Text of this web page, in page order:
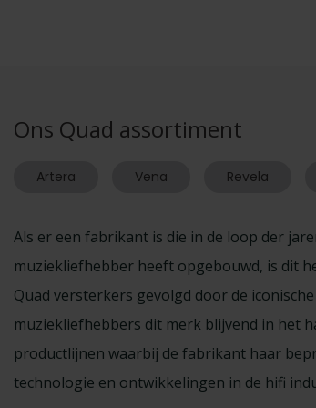
Ons Quad assortiment
Artera Vena Revela
Als er een fabrikant is die in de loop der
muziekliefhebber heeft opgebouwd, is dit
Quad versterkers gevolgd door de
muziekliefhebbers dit merk blijvend in het
productlijnen waarbij de fabrikant haar
technologie en ontwikkelingen in de hifi